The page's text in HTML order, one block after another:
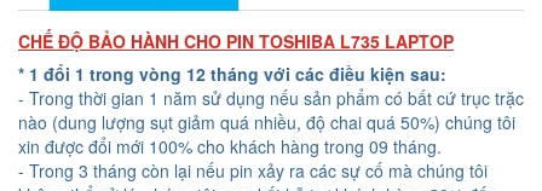
CHẾ ĐỘ BẢO HÀNH CHO PIN TOSHIBA L735 LAPTOP
* 1 đổi 1 trong vòng 12 tháng với các điều kiện sau:
- Trong thời gian 1 năm sử dụng nếu sản phẩm có bất cứ trục trặc
nào (dung lượng sụt giảm quá nhiều, độ chai quá 50%) chúng tôi
xin được đổi mới 100% cho khách hàng trong 09 tháng.
- Trong 3 tháng còn lại nếu pin xảy ra các sự cố mà chúng tôi